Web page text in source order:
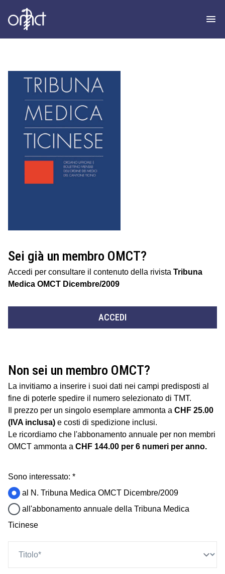
Sei già un membro OMCT?
Accedi per consultare il contenuto della rivista Tribuna
Medica OMCT Dicembre/2009
ACCEDI
Non sei un membro OMCT?
La invitiamo a inserire i suoi dati nei campi predisposti al
fine di poterle spedire il numero selezionato di TMT.
Il prezzo per un singolo esemplare ammonta a CHF 25.00
(IVA inclusa) e costi di spedizione inclusi.
Le ricordiamo che l'abbonamento annuale per non membri
OMCT ammonta a CHF 144.00 per 6 numeri per anno.
Sono interessato: *
al N. Tribuna Medica OMCT Dicembre/2009
all'abbonamento annuale della Tribuna Medica
Ticinese